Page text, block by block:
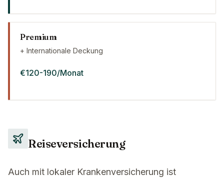
Premium
+ Internationale Deckung
€120-190/Monat
Reiseversicherung
Auch mit lokaler Krankenversicherung ist